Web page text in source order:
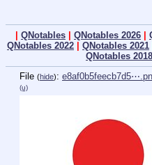
QNotables QNotables 2026
QNotables 2022
QNotables 2021
QNotables 2018
File (hide):
(u)